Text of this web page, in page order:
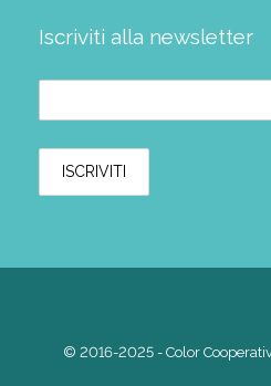
Iscriviti alla newsletter
© 2016-2025 - Color